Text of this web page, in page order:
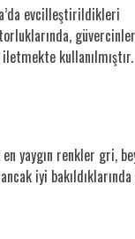
evcilleştirildikleri
güvercinler
kullanılmıştır.
yaygın renkler gri,
iyi bakıldıklarında